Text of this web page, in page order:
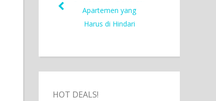
Apartemen yang
Harus di Hindari
HOT DEALS!